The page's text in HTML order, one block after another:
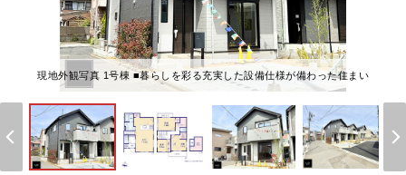
現地外観写真 1号棟 ■暮らしを彩る充実した設備仕様が備わった住まい